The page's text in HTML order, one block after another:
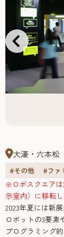
大濠・六本松
#その他 #ファ
※ロボスクエアは
示室内）に移転し
2023年夏には新
ロボットの3要素
プログラミング